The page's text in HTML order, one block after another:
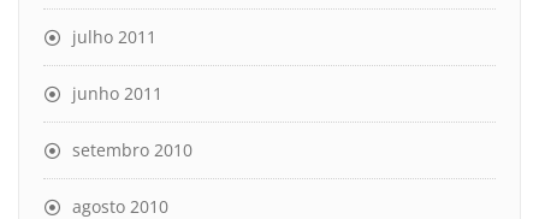
julho 2011
junho 2011
setembro 2010
agosto 2010